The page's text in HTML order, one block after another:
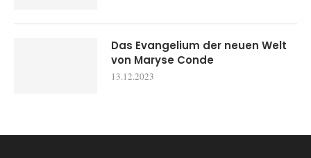
Das Evangelium der neuen Welt
von Maryse Conde
13.12.2023